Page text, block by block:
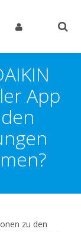
App
zu den